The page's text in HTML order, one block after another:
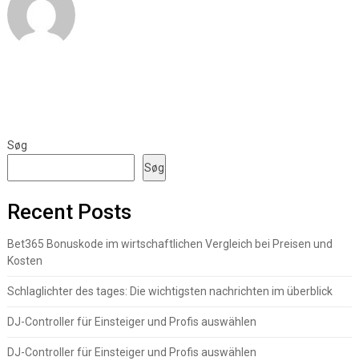
Søg
Søg
Recent Posts
Bet365 Bonuskode im wirtschaftlichen Vergleich bei Preisen und
Kosten
Schlaglichter des tages: Die wichtigsten nachrichten im überblick
DJ-Controller für Einsteiger und Profis auswählen
DJ-Controller für Einsteiger und Profis auswählen